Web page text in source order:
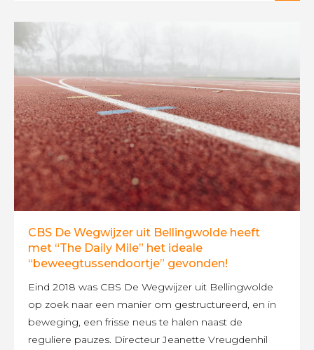
CBS De Wegwijzer uit Bellingwolde heeft
met “The Daily Mile” het ideale
“beweegtussendoortje” gevonden!
Eind 2018 was CBS De Wegwijzer uit Bellingwolde
op zoek naar een manier om gestructureerd, en in
beweging, een frisse neus te halen naast de
reguliere pauzes. Directeur Jeanette Vreugdenhil